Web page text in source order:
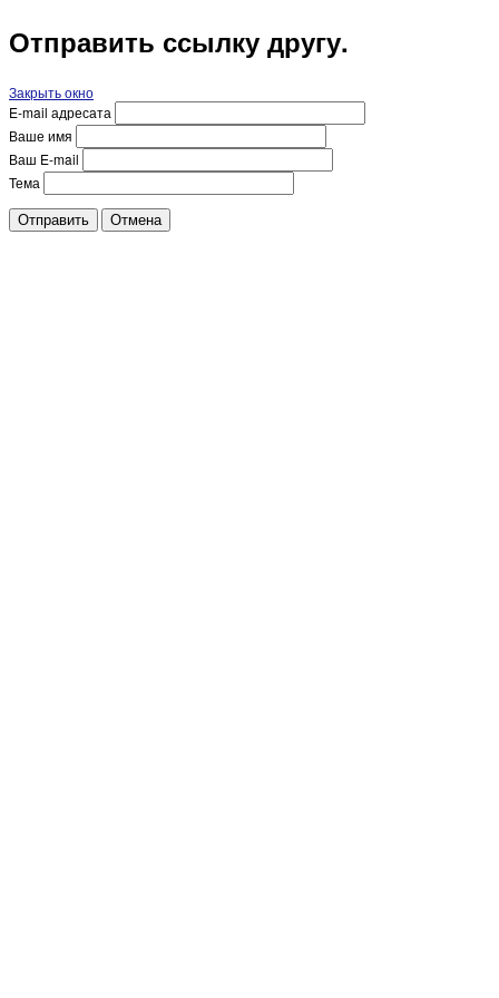
Отправить ссылку другу.
Закрыть окно
E-mail адресата
Ваше имя
Ваш E-mail
Тема
Отправить Отмена